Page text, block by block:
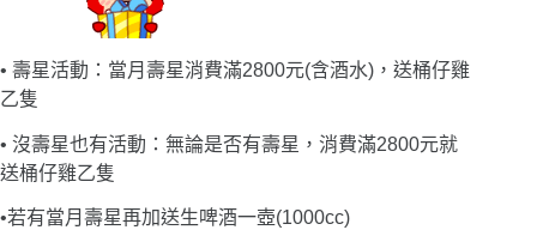
• 壽星活動：當月壽星消費滿2800元(含酒水)，送桶仔雞
乙隻
• 沒壽星也有活動：無論是否有壽星，消費滿2800元就
送桶仔雞乙隻
•若有當月壽星再加送生啤酒一壺(1000cc)